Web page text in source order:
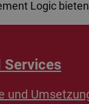
Logic
Services
und